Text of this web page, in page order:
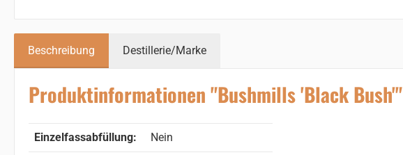
Beschreibung Destillerie/Marke
Produktinformationen "Bushmills 'Black Bush'"
Einzelfassabfüllung: Nein